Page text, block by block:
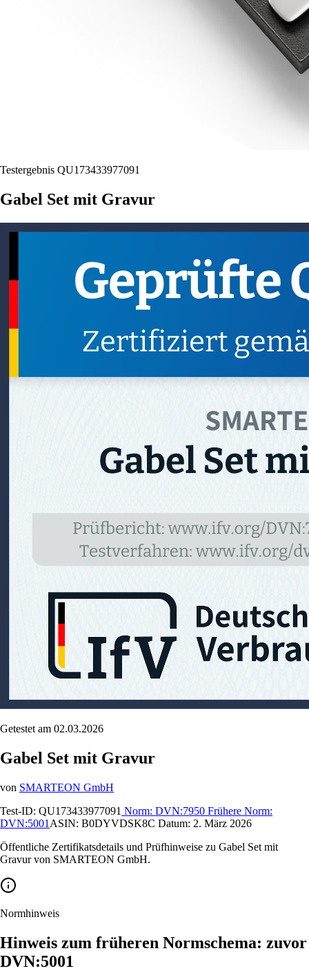
Testergebnis QU173433977091
Gabel Set mit Gravur
Getestet am 02.03.2026
Gabel Set mit Gravur
von SMARTEON GmbH
Test-ID: QU173433977091 Norm: DVN:7950 Frühere Norm:
DVN:5001 ASIN: B0DYVDSK8C Datum: 2. März 2026
Öffentliche Zertifikatsdetails und Prüfhinweise zu Gabel Set mit
Gravur von SMARTEON GmbH.
Normhinweis
Hinweis zum früheren Normschema: zuvor
DVN:5001